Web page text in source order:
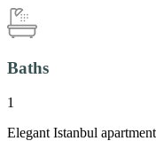
Baths
1
Elegant Istanbul